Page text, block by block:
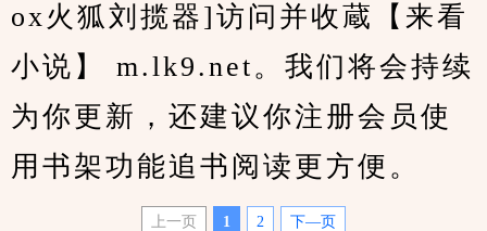
ox火狐刘揽器]访问并收蔵【来看
小说】 m.lk9.net。我们将会持续
为你更新，还建议你注册会员使
用书架功能追书阅读更方便。
上一页 1 2 下—页